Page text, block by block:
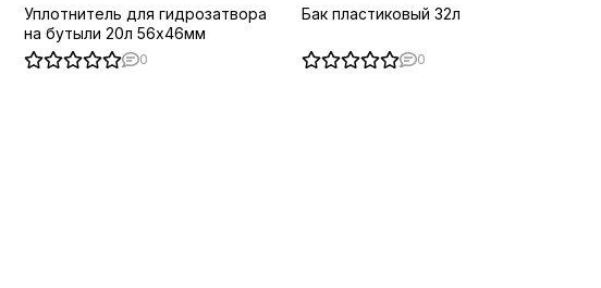
Уплотнитель для гидрозатвора
на бутыли 20л 56х46мм
0
Бак пластиковый 32л
0